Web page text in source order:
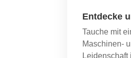
Entdecke
Tauche mit
Maschinen-
Leidenschaft